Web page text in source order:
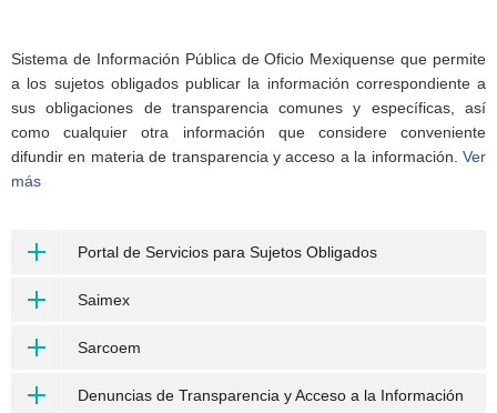
Sistema de Información Pública de Oficio Mexiquense que permite
a los sujetos obligados publicar la información correspondiente a
sus obligaciones de transparencia comunes y específicas, así
como cualquier otra información que considere conveniente
difundir en materia de transparencia y acceso a la información. Ver
más
Portal de Servicios para Sujetos Obligados
Saimex
Sarcoem
Denuncias de Transparencia y Acceso a la Información